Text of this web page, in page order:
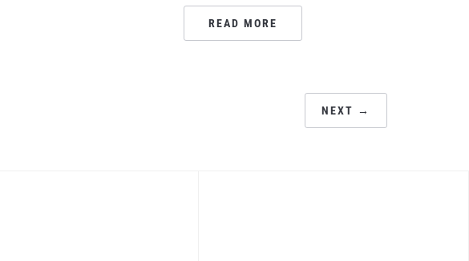
READ MORE
NEXT →